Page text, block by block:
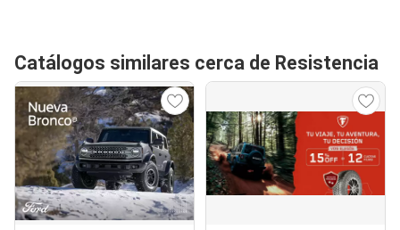
Catálogos similares cerca de Resistencia